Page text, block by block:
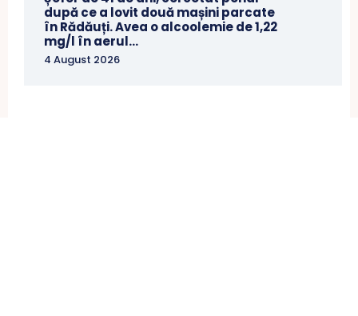
după ce a lovit două mașini parcate
în Rădăuți. Avea o alcoolemie de 1,22
mg/l în aerul...
4 August 2026